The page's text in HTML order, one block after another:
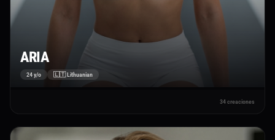
ARIA
24 y/o 🇱🇹 Lithuanian
34 creaciones